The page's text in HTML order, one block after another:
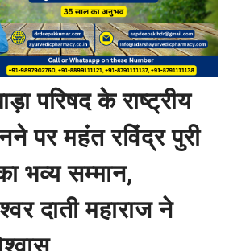
परिषद के राष्ट्रीय
पर महंत रविंद्र पुरी
भव्य सम्मान,
दाती महाराज ने